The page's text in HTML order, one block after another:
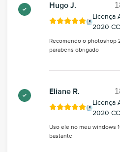
Hugo J.
Licença
2020
Recomendo o photoshop
parabens obrigado
Eliane R.
Licença
2020
Uso ele no meu windows
bastante